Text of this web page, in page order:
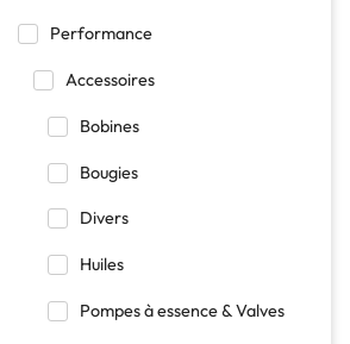
Performance
Accessoires
Bobines
Bougies
Divers
Huiles
Pompes à essence & Valves